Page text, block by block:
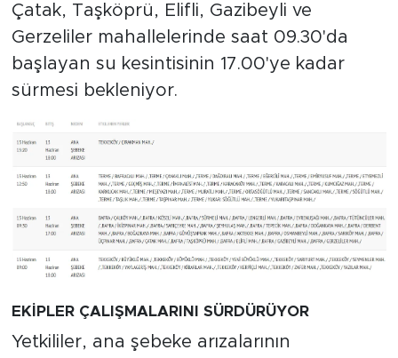
Çatak, Taşköprü, Elifli, Gazibeyli ve
Gerzeliler mahallelerinde saat 09.30'da
başlayan su kesintisinin 17.00'ye kadar
sürmesi bekleniyor.
EKİPLER ÇALIŞMALARINI SÜRDÜRÜYOR
Yetkililer, ana şebeke arızalarının